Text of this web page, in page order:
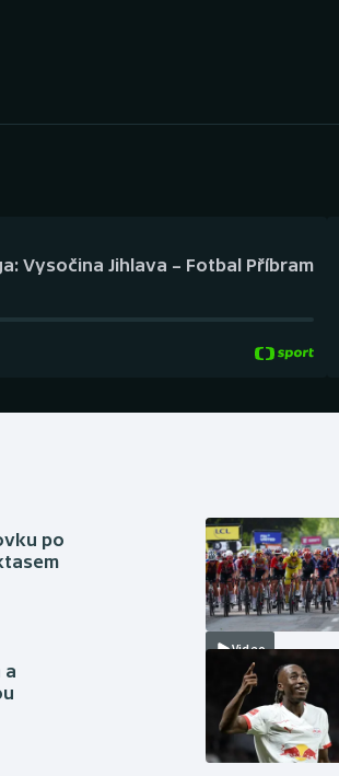
Plážový volejbal
Vysočina Jihlava – Fotbal Příbram
po
a
Video